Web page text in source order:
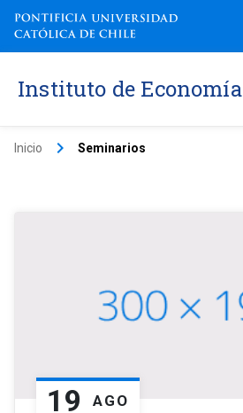
Instituto de Economía
Inicio keyboard_arrow_right Seminarios
19 AGO